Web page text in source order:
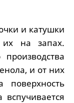
и катушки
на запах.
и от них
поверхность